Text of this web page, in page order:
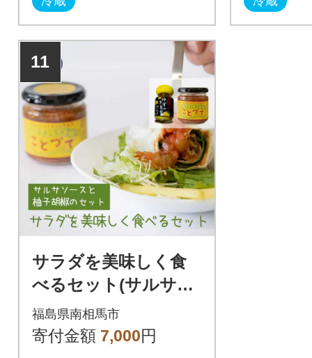
11
サラダを美味しく食
べるセット(サルサソ
ース・柚子胡椒) 小高
工房 aq004-aa
福島県南相馬市
寄付金額 7,000円